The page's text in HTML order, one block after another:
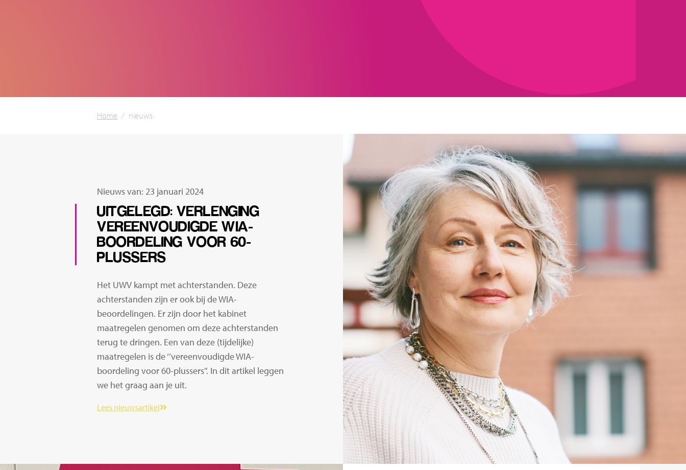
Home / nieuws
Nieuws van: 23 januari 2024
UITGELEGD: VERLENGING
VEREENVOUDIGDE WIA-
BOORDELING VOOR 60-
PLUSSERS
Het UWV kampt met achterstanden. Deze
achterstanden zijn er ook bij de WIA-
beoordelingen. Er zijn door het kabinet
maatregelen genomen om deze achterstanden
terug te dringen. Een van deze (tijdelijke)
maatregelen is de ‘’vereenvoudigde WIA-
boordeling voor 60-plussers’’. In dit artikel leggen
we het graag aan je uit.
Lees nieuwsartikel